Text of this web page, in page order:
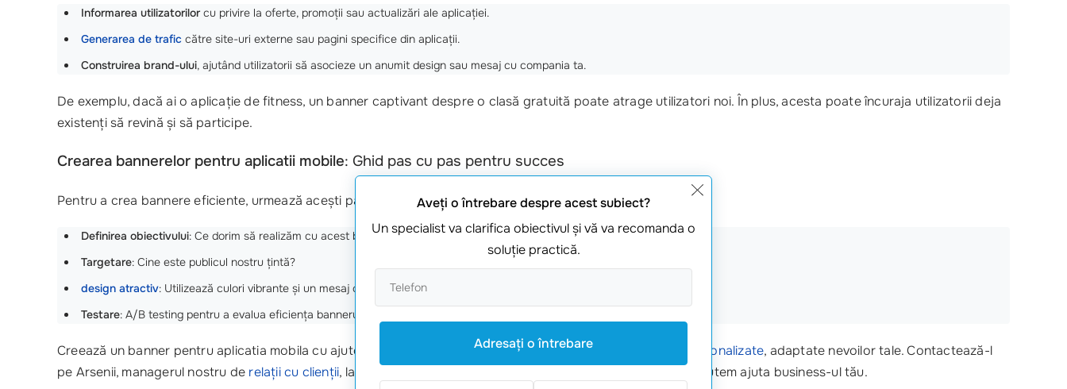
Informarea utilizatorilor cu privire la oferte, promoții sau actualizări ale aplicației.
Generarea de trafic către site-uri externe sau pagini specifice din aplicații.
Construirea brand-ului, ajutând utilizatorii să asocieze un anumit design sau mesaj cu compania ta.
De exemplu, dacă ai o aplicație de fitness, un banner captivant despre o clasă gratuită poate atrage utilizatori noi. În plus, acesta poate încuraja utilizatorii deja
existenți să revină și să participe.
Crearea bannerelor pentru aplicatii mobile: Ghid pas cu pas pentru succes
Pentru a crea bannere eficiente, urmează acești pași:
Definirea obiectivului: Ce dorim să realizăm cu acest banner?
Targetare: Cine este publicul nostru țintă?
design atractiv: Utilizează culori vibrante și un mesaj clar.
Testare: A/B testing pentru a evalua eficiența bannerului.
Creează un banner pentru aplicatia mobila cu ajutorul specialiștilor noștri lawebmaster.md soluții personalizate, adaptate nevoilor tale. Contactează-l
pe Arsenii, managerul nostru de relații cu clienții, la pentru o discuție detaliată despre cum putem ajuta business-ul tău.
Aveţi o întrebare despre acest subiect?
Un specialist va clarifica obiectivul şi vă va recomanda o
soluţie practică.
Adresaţi o întrebare